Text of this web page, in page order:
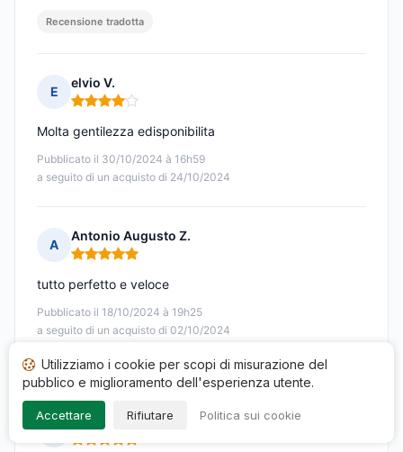
Recensione tradotta
E
elvio V.
Nota: 4 su 5
Pubblicato il 30/10/2024 à 16h59
a seguito di un acquisto di 24/10/2024
Molta gentilezza edisponibilita
A
Antonio Augusto Z.
Nota: 5 su 5
Pubblicato il 18/10/2024 à 19h25
a seguito di un acquisto di 02/10/2024
tutto perfetto e veloce
Recensione tradotta
G
Gino T.
Nota: 5 su 5
Utilizziamo i cookie per scopi di misurazione del
pubblico e miglioramento dell'esperienza utente.
Accettare Rifiutare Politica sui cookie